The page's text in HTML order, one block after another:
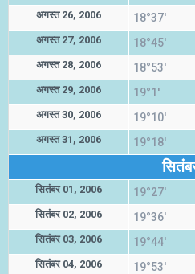
अगस्त 26, 2006 18°37'
अगस्त 27, 2006 18°45'
अगस्त 28, 2006 18°53'
अगस्त 29, 2006 19°1'
अगस्त 30, 2006 19°10'
अगस्त 31, 2006 19°18'
सितंबर 01, 2006 19°27'
सितंबर 02, 2006 19°36'
सितंबर 03, 2006 19°44'
सितंबर 04, 2006 19°53'